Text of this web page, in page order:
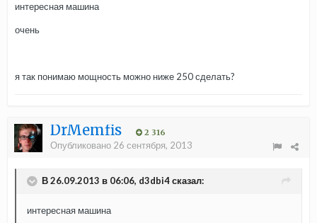
интересная машина
очень
я так понимаю мощность можно ниже 250 сделать?
DrMemfis 2 316
Опубликовано 26 сентября, 2013
В 26.09.2013 в 06:06, d3dbi4 сказал:
интересная машина